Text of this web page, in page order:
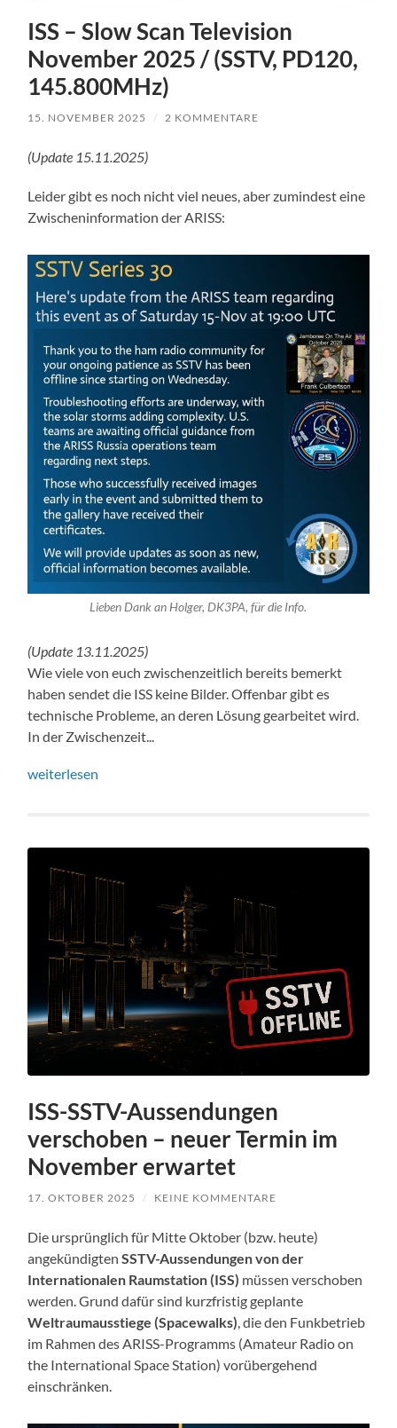
ISS – Slow Scan Television
November 2025 / (SSTV, PD120,
145.800MHz)
15. NOVEMBER 2025 / 2 KOMMENTARE
(Update 15.11.2025)
Leider gibt es noch nicht viel neues, aber zumindest eine
Zwischeninformation der ARISS:
Lieben Dank an Holger, DK3PA, für die Info.
(Update 13.11.2025)
Wie viele von euch zwischenzeitlich bereits bemerkt
haben sendet die ISS keine Bilder. Offenbar gibt es
technische Probleme, an deren Lösung gearbeitet wird.
In der Zwischenzeit...
weiterlesen
ISS-SSTV-Aussendungen
verschoben – neuer Termin im
November erwartet
17. OKTOBER 2025 / KEINE KOMMENTARE
Die ursprünglich für Mitte Oktober (bzw. heute)
angekündigtenSSTV-Aussendungen von der
Internationalen Raumstation (ISS) müssen verschoben
werden. Grund dafür sind kurzfristig geplante
Weltraumausstiege (Spacewalks), die den Funkbetrieb
im Rahmen des ARISS-Programms (Amateur Radio on
the International Space Station) vorübergehend
einschränken.